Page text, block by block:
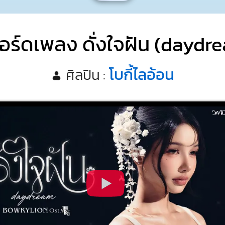
ร์ดเพลง ดั่งใจฝัน
ศิลปิน :โบกี้ไลอ้อน